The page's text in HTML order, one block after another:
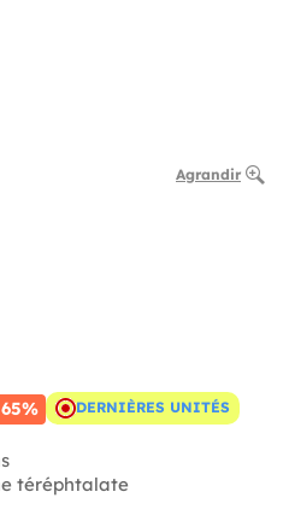
Agrandir
65% DERNIÈRES UNITÉS
téréphtalate